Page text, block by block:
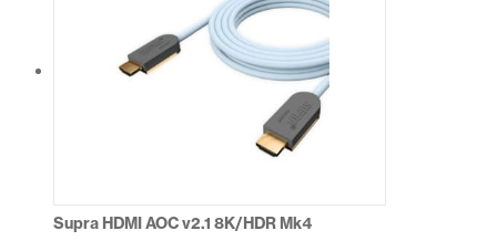
Supra HDMI AOC v2.1 8K/HDR Mk4